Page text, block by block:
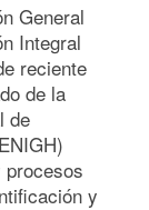
General
Integral
reciente
de la
de
y